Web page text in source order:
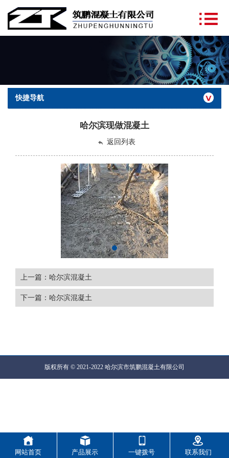
快捷导航
哈尔滨现做混凝土
返回列表
上一篇：哈尔滨混凝土
下一篇：哈尔滨混凝土
版权所有 © 2021-2022 哈尔滨市筑鹏混凝土有限公司
网站首页 产品展示 一键拨号 联系我们